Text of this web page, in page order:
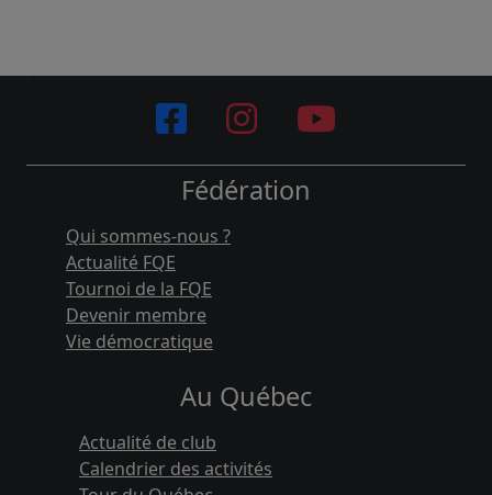
Fédération
Qui sommes-nous ?
Actualité FQE
Tournoi de la FQE
Devenir membre
Vie démocratique
Au Québec
Actualité de club
Calendrier des activités